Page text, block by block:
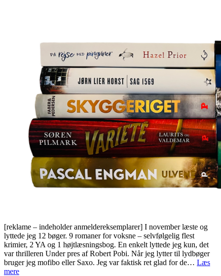
[reklame – indeholder anmeldereksemplarer] I november læste og
lyttede jeg 12 bøger. 9 romaner for voksne – selvfølgelig flest
krimier, 2 YA og 1 højtlæsningsbog. En enkelt lyttede jeg kun, det
var thrilleren Under pres af Robert Pobi. Når jeg lytter til lydbøger
bruger jeg mofibo eller Saxo. Jeg var faktisk ret glad for de… Læs
mereBøger